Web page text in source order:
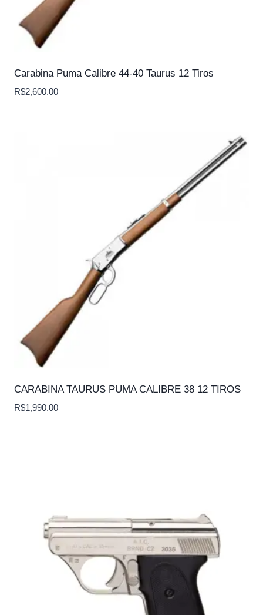
Carabina Puma Calibre 44-40 Taurus 12 Tiros
R$2,600.00
CARABINA TAURUS PUMA CALIBRE 38 12 TIROS
R$1,990.00